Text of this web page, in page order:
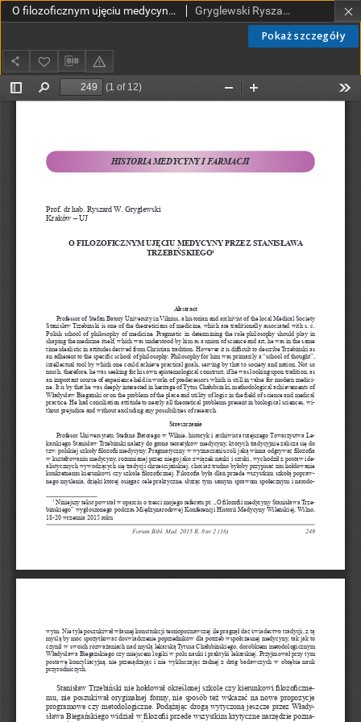
Pokaż szczegóły
O filozoficznym ujęciu medycyny przez Stanisława Trzebińskiego Gryglewski Ryszard